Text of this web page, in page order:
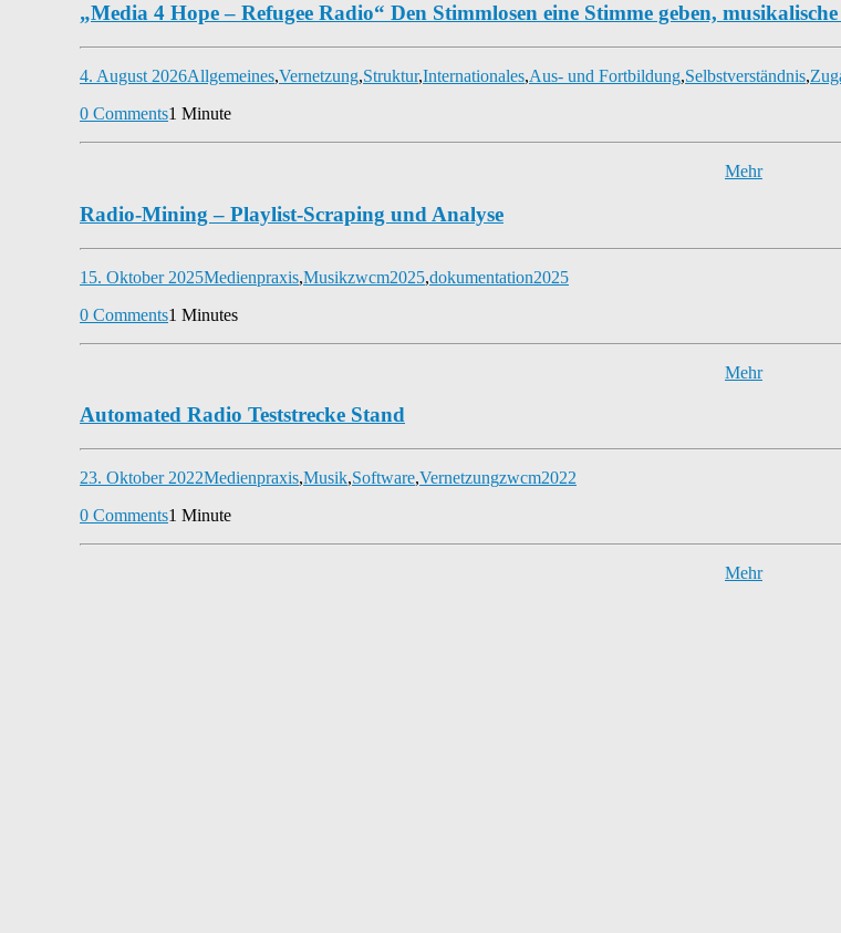
„Media 4 Hope – Refugee Radio“ Den Stimmlosen eine Stimme geben,
4. August 2026Allgemeines,Vernetzung,Struktur,Internationales,Aus- und Fortbildung,Selbstverständnis,
0 Comments1 Minute
Mehr
Radio-Mining – Playlist-Scraping und Analyse
15. Oktober 2025Medienpraxis,Musikzwcm2025,dokumentation2025
0 Comments1 Minutes
Mehr
Automated Radio Teststrecke Stand
23. Oktober 2022Medienpraxis,Musik,Software,Vernetzungzwcm2022
0 Comments1 Minute
Mehr